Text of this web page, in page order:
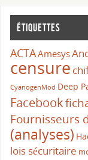
Étiquettes
ACTAAmesys
censure
CyanogenMod Deep
Facebook
Fournisseurs
(analyses)
lois sécuritaire